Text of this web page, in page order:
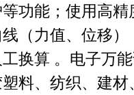
功能；使用高
（力值、位移
换算 。电子万
料、纺织、建